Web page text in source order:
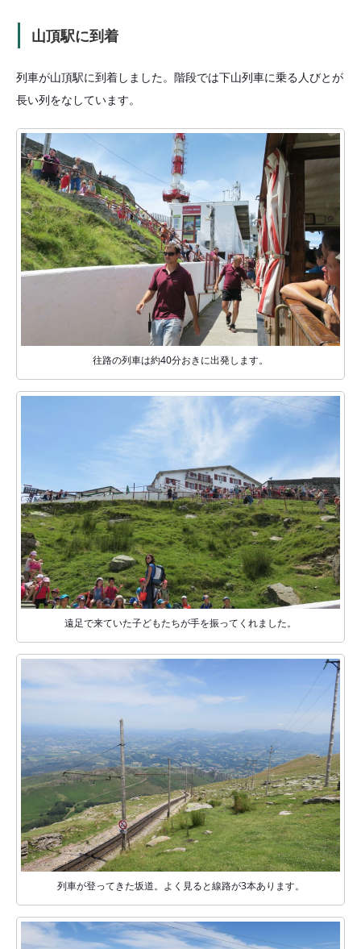
山頂駅に到着
列車が山頂駅に到着しました。階段では下山列車に乗る人びとが
長い列をなしています。
往路の列車は約40分おきに出発します。
遠足で来ていた子どもたちが手を振ってくれました。
列車が登ってきた坂道。よく見ると線路が3本あります。